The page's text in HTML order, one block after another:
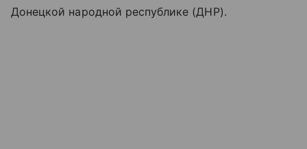
Донецкой народной республике (ДНР).